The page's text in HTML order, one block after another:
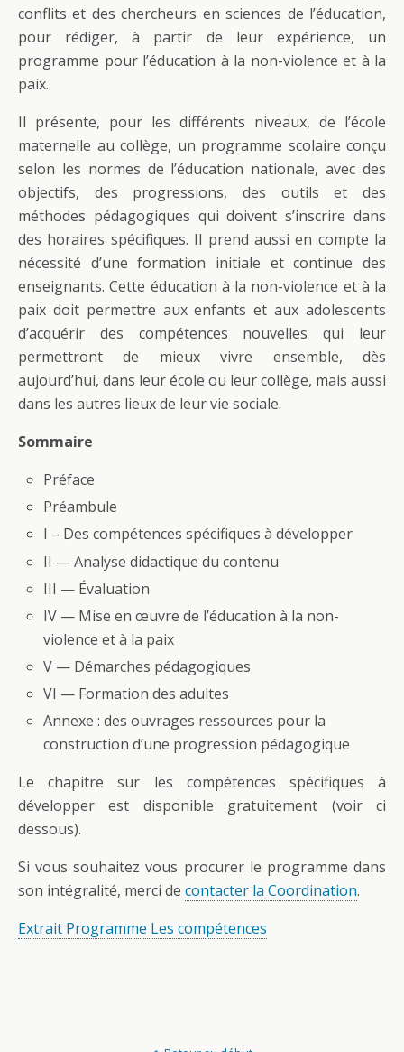
conflits et des chercheurs en sciences de l’éducation,
pour rédiger, à partir de leur expérience, un
programme pour l’éducation à la non-violence et à la
paix.
Il présente, pour les différents niveaux, de l’école
maternelle au collège, un programme scolaire conçu
selon les normes de l’éducation nationale, avec des
objectifs, des progressions, des outils et des
méthodes pédagogiques qui doivent s’inscrire dans
des horaires spécifiques. Il prend aussi en compte la
nécessité d’une formation initiale et continue des
enseignants. Cette éducation à la non-violence et à la
paix doit permettre aux enfants et aux adolescents
d’acquérir des compétences nouvelles qui leur
permettront de mieux vivre ensemble, dès
aujourd’hui, dans leur école ou leur collège, mais aussi
dans les autres lieux de leur vie sociale.
Sommaire
Préface
Préambule
I – Des compétences spécifiques à développer
II — Analyse didactique du contenu
III — Évaluation
IV — Mise en œuvre de l’éducation à la non-
violence et à la paix
V — Démarches pédagogiques
VI — Formation des adultes
Annexe : des ouvrages ressources pour la
construction d’une progression pédagogique
Le chapitre sur les compétences spécifiques à
développer est disponible gratuitement (voir ci
dessous).
Si vous souhaitez vous procurer le programme dans
son intégralité, merci de contacter la Coordination.
Extrait Programme Les compétences